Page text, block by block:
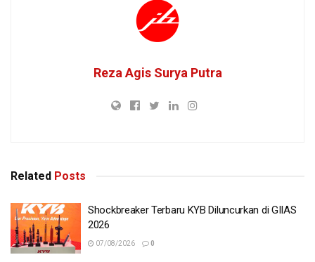
Reza Agis Surya Putra
Related Posts
Shockbreaker Terbaru KYB Diluncurkan di GIIAS
2026
07/08/2026 0